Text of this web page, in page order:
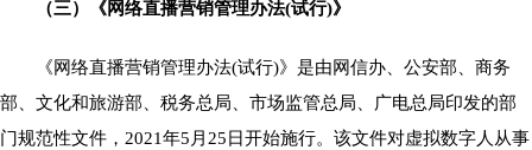
（三）《网络直播营销管理办法(试行)》
《网络直播营销管理办法(试行)》是由网信办、公安部、商务
部、文化和旅游部、税务总局、市场监管总局、广电总局印发的部
门规范性文件，2021年5月25日开始施行。该文件对虚拟数字人从事